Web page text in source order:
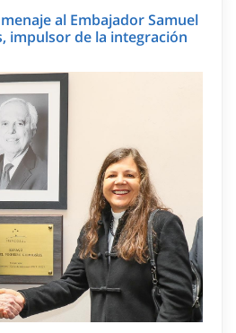
al Embajador Samuel
impulsor de la integración